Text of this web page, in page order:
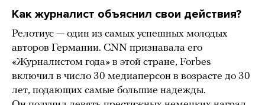
Как журналист объяснил свои действия?
Релотиус — один из самых успешных молодых
авторов Германии. CNN признавала его
«Журналистом года» в этой стране, Forbes
включил в число 30 медиаперсон в возрасте до 30
лет, подающих самые большие надежды.